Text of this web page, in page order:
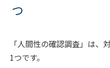
つ
「人間性の確認調査」は、
1つです。